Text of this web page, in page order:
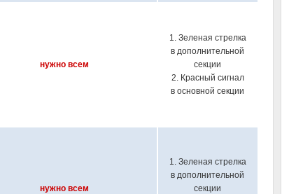
нужно всем
1. Зеленая стрелка
в дополнительной
секции
2. Красный сигнал
в основной секции
нужно всем
1. Зеленая стрелка
в дополнительной
секции